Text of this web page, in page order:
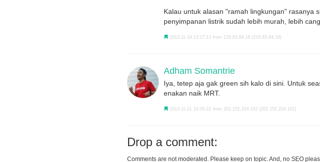
Kalau untuk alasan "ramah lingkungan" rasanya
penyimpanan listrik sudah lebih murah, lebih
2013-11-19 13:17:13 from 219.83.64.18 (219.83.64.18)
Adham Somantrie
Iya, tetep aja gak green sih kalo di sini. Untuk
enakan naik MRT.
2013-11-21 10:05:22 from 202.152.224.102 (202.152.224.102)
Drop a comment:
Comments are not moderated. Please keep on topic. And, no SEO